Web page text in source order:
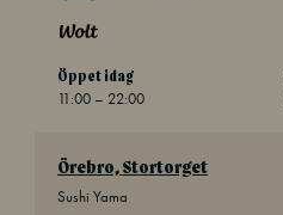
Öppet idag
11:00 – 22:00
Örebro, Stortorget
Sushi Yama